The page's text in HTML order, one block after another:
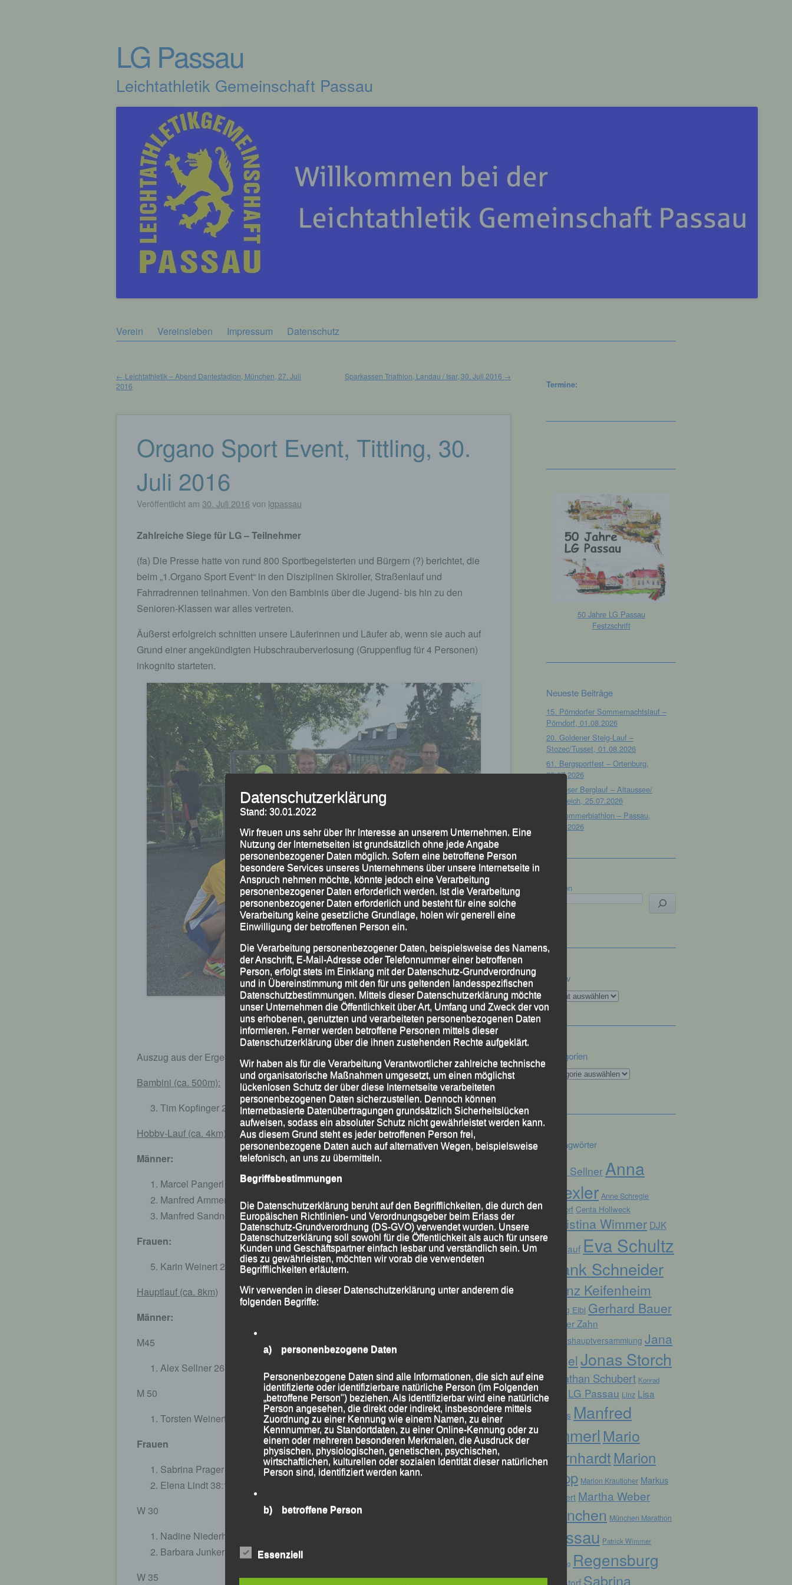
LG Passau
Leichtathletik Gemeinschaft Passau
Zum
Verein Vereinsleben Impressum Datenschutz
← Leichtathletik – Abend Dantestadion, München, 27. Juli
2016
Sparkassen Triathlon, Landau / Isar, 30. Juli 2016 →
Organo Sport Event, Tittling, 30.
Juli 2016
Veröffentlicht am 30. Juli 2016 von lgpassau
Zahlreiche Siege für LG – Teilnehmer
(fa) Die Presse hatte von rund 800 Sportbegeisterten und Bürgern (?) berichtet, die
beim „1.Organo Sport Event“ in den Disziplinen Skiroller, Straßenlauf und
Fahrradrennen teilnahmen. Von den Bambinis über die Jugend- bis hin zu den
Senioren-Klassen war alles vertreten.
Äußerst erfolgreich schnitten unsere Läuferinnen und Läufer ab, wenn sie auch auf
Grund einer angekündigten Hubschrauberverlosung (Gruppenflug für 4 Personen)
inkognito starteten.
Ein Teil der LG-Starter
Auszug aus der Ergebnisliste:
Bambini (ca. 500m):
Tim Kopfinger 2:54 Min.; (Jüngster Teilnehmer!)
Hobbv-Lauf (ca. 4km)
Männer:
Marcel Pangerl 14:10 Min.;
Manfred Ammerl 14:33 Min,:
Manfred Sandner 18:54 Min.;
Frauen:
Karin Weinert 22:39 Min.;
Hauptlauf (ca. 8km)
Männer:
M45
Alex Sellner 26:40 Min.;
M 50
Torsten Weinert 38:21 Min.;
Frauen
Sabrina Prager 29:51 Min.;
Elena Lindt 38:16 Min.;
W 30
Nadine Niederhofer 33:12 Min.;
Barbara Junker 37:52 Min.;
W 35
Termine:
50 Jahre LG Passau
Festzschrift
Neueste Beiträge
15. Pörndorfer Sommernachtslauf –
Pörndorf, 01.08.2026
20. Goldener Steig-Lauf –
Stozec/Tusset, 01.08.2026
61. Bergsportfest – Ortenburg,
26.07.2026
12. Loser Berglauf – Altaussee/
Österreich, 25.07.2026
32. Sommerbiathlon – Passau,
18.07.2026
Suchen
Archiv
Archiv
Kategorien
Kategorien
Schlagwörter
Alex Sellner Anna
Drexler Anne Schregle
Arnstorf Centa Hollweck
Christina Wimmer DJK
Domlauf Eva Schultz
Frank Schneider
Franz Keifenheim
Georg Eibl Gerhard Bauer
Günter Zahn
Jahreshauptversammlung Jana
Vogel Jonas Storch
Jonathan Schubert Konrad
Kufner
LG Passau Linz Lisa
Fuchs Manfred
Ammerl Mario
BernhardtMarion
Kopp Marion Krautloher Markus
Weinert Martha Weber
München München Marathon
Passau Patrick Wimmer
Pocking Regensburg
Ruhstorf Sabrina
Datenschutzerklärung
Stand: 30.01.2022
Wir freuen uns sehr über Ihr Interesse an unserem Unternehmen. Eine
Nutzung der Internetseiten ist grundsätzlich ohne jede Angabe
personenbezogener Daten möglich. Sofern eine betroffene Person
besondere Services unseres Unternehmens über unsere Internetseite in
Anspruch nehmen möchte, könnte jedoch eine Verarbeitung
personenbezogener Daten erforderlich werden. Ist die Verarbeitung
personenbezogener Daten erforderlich und besteht für eine solche
Verarbeitung keine gesetzliche Grundlage, holen wir generell eine
Einwilligung der betroffenen Person ein.
Die Verarbeitung personenbezogener Daten, beispielsweise des Namens,
der Anschrift, E-Mail-Adresse oder Telefonnummer einer betroffenen
Person, erfolgt stets im Einklang mit der Datenschutz-Grundverordnung
und in Übereinstimmung mit den für uns geltenden landesspezifischen
Datenschutzbestimmungen. Mittels dieser Datenschutzerklärung möchte
unser Unternehmen die Öffentlichkeit über Art, Umfang und Zweck der von
uns erhobenen, genutzten und verarbeiteten personenbezogenen Daten
informieren. Ferner werden betroffene Personen mittels dieser
Datenschutzerklärung über die ihnen zustehenden Rechte aufgeklärt.
Wir haben als für die Verarbeitung Verantwortlicher zahlreiche technische
und organisatorische Maßnahmen umgesetzt, um einen möglichst
lückenlosen Schutz der über diese Internetseite verarbeiteten
personenbezogenen Daten sicherzustellen. Dennoch können
Internetbasierte Datenübertragungen grundsätzlich Sicherheitslücken
aufweisen, sodass ein absoluter Schutz nicht gewährleistet werden kann.
Aus diesem Grund steht es jeder betroffenen Person frei,
personenbezogene Daten auch auf alternativen Wegen, beispielsweise
telefonisch, an uns zu übermitteln.
Begriffsbestimmungen
Die Datenschutzerklärung beruht auf den Begrifflichkeiten, die durch den
Europäischen Richtlinien- und Verordnungsgeber beim Erlass der
Datenschutz-Grundverordnung (DS-GVO) verwendet wurden. Unsere
Datenschutzerklärung soll sowohl für die Öffentlichkeit als auch für unsere
Kunden und Geschäftspartner einfach lesbar und verständlich sein. Um
dies zu gewährleisten, möchten wir vorab die verwendeten
Begrifflichkeiten erläutern.
Wir verwenden in dieser Datenschutzerklärung unter anderem die
folgenden Begriffe:
a) personenbezogene Daten
Personenbezogene Daten sind alle Informationen, die sich auf eine
identifizierte oder identifizierbare natürliche Person (im Folgenden
„betroffene Person") beziehen. Als identifizierbar wird eine natürliche
Person angesehen, die direkt oder indirekt, insbesondere mittels
Zuordnung zu einer Kennung wie einem Namen, zu einer
Kennnummer, zu Standortdaten, zu einer Online-Kennung oder zu
einem oder mehreren besonderen Merkmalen, die Ausdruck der
physischen, physiologischen, genetischen, psychischen,
wirtschaftlichen, kulturellen oder sozialen Identität dieser natürlichen
Person sind, identifiziert werden kann.
b) betroffene Person
Verarbeitung Verantwortlichen verarbeitet werden.
Essenziell